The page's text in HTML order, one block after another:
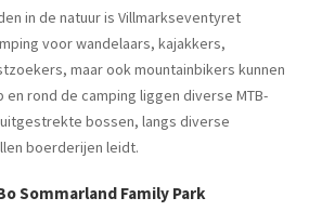
in de natuur is Villmarkseventyret
voor wandelaars, kajakkers,
maar ook mountainbikers kunnen
en rond de camping liggen diverse MTB-
bossen, langs diverse
boerderijen leidt.
Sommarland Family Park